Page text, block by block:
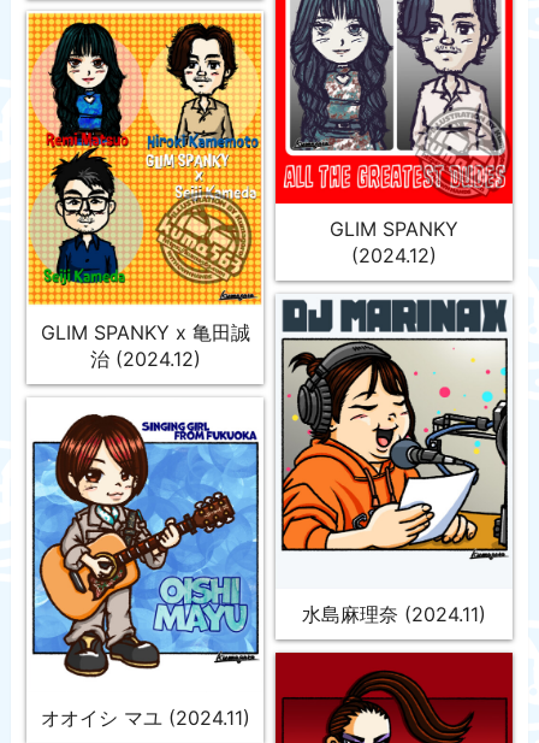
GLIM SPANKY
(2024.12)
GLIM SPANKY x 亀田誠
治 (2024.12)
水島麻理奈 (2024.11)
オオイシ マユ (2024.11)